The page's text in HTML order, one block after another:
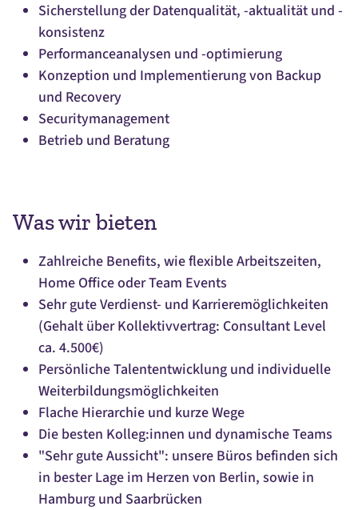
Sicherstellung der Datenqualität, -aktualität und -
konsistenz
Performanceanalysen und -optimierung
Konzeption und Implementierung von Backup
und Recovery
Securitymanagement
Betrieb und Beratung
Was wir bieten
Zahlreiche Benefits, wie flexible Arbeitszeiten,
Home Office oder Team Events
Sehr gute Verdienst- und Karrieremöglichkeiten
(Gehalt über Kollektivvertrag: Consultant Level
ca. 4.500€)
Persönliche Talententwicklung und individuelle
Weiterbildungsmöglichkeiten
Flache Hierarchie und kurze Wege
Die besten Kolleg:innen und dynamische Teams
"Sehr gute Aussicht": unsere Büros befinden sich
in bester Lage im Herzen von Berlin, sowie in
Hamburg und Saarbrücken